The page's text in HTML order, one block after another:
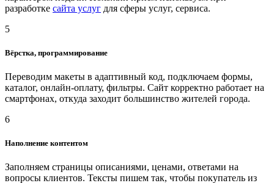
разработке сайта услуг для сферы услуг, сервиса.
5
Вёрстка, программирование
Переводим макеты в адаптивный код, подключаем формы,
каталог, онлайн-оплату, фильтры. Сайт корректно работает на
смартфонах, откуда заходит большинство жителей города.
6
Наполнение контентом
Заполняем страницы описаниями, ценами, ответами на
вопросы клиентов. Тексты пишем так, чтобы покупатель из